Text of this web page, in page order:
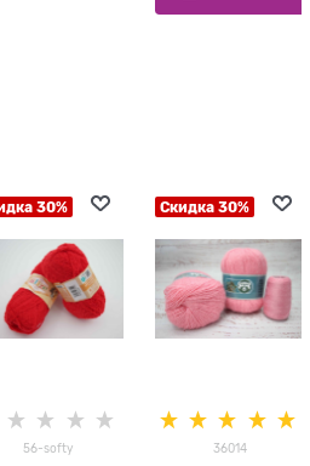
30%
56-softy
Скидка 30%
36014